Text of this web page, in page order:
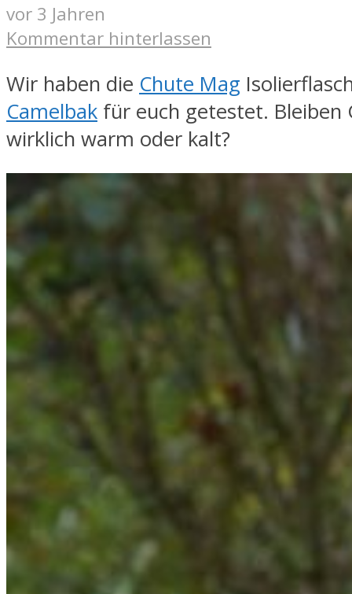
vor 3 Jahren
Kommentar hinterlassen
Wir haben die Chute Mag
Camelbak für euch getestet. Bleiben
wirklich warm oder kalt?